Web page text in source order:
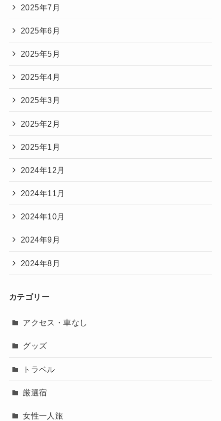
2025年7月
2025年6月
2025年5月
2025年4月
2025年3月
2025年2月
2025年1月
2024年12月
2024年11月
2024年10月
2024年9月
2024年8月
カテゴリー
アクセス・車なし
グッズ
トラベル
厳選宿
女性一人旅